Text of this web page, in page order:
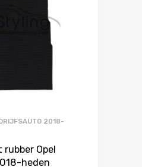
2018-
Opel
heden